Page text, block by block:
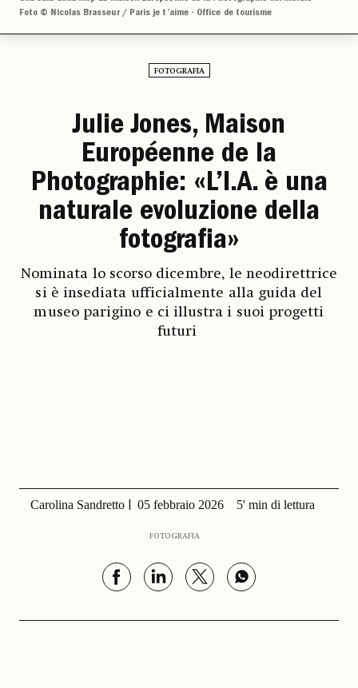
Foto © Nicolas Brasseur / Paris je t’aime - Office de tourisme
FOTOGRAFIA
Julie Jones, Maison
Européenne de la
Photographie: «L’I.A. è una
naturale evoluzione della
fotografia»
Nominata lo scorso dicembre, le neodirettrice
si è insediata ufficialmente alla guida del
museo parigino e ci illustra i suoi progetti
futuri
Carolina Sandretto 05 febbraio 2026 5' min di lettura
FOTOGRAFIA